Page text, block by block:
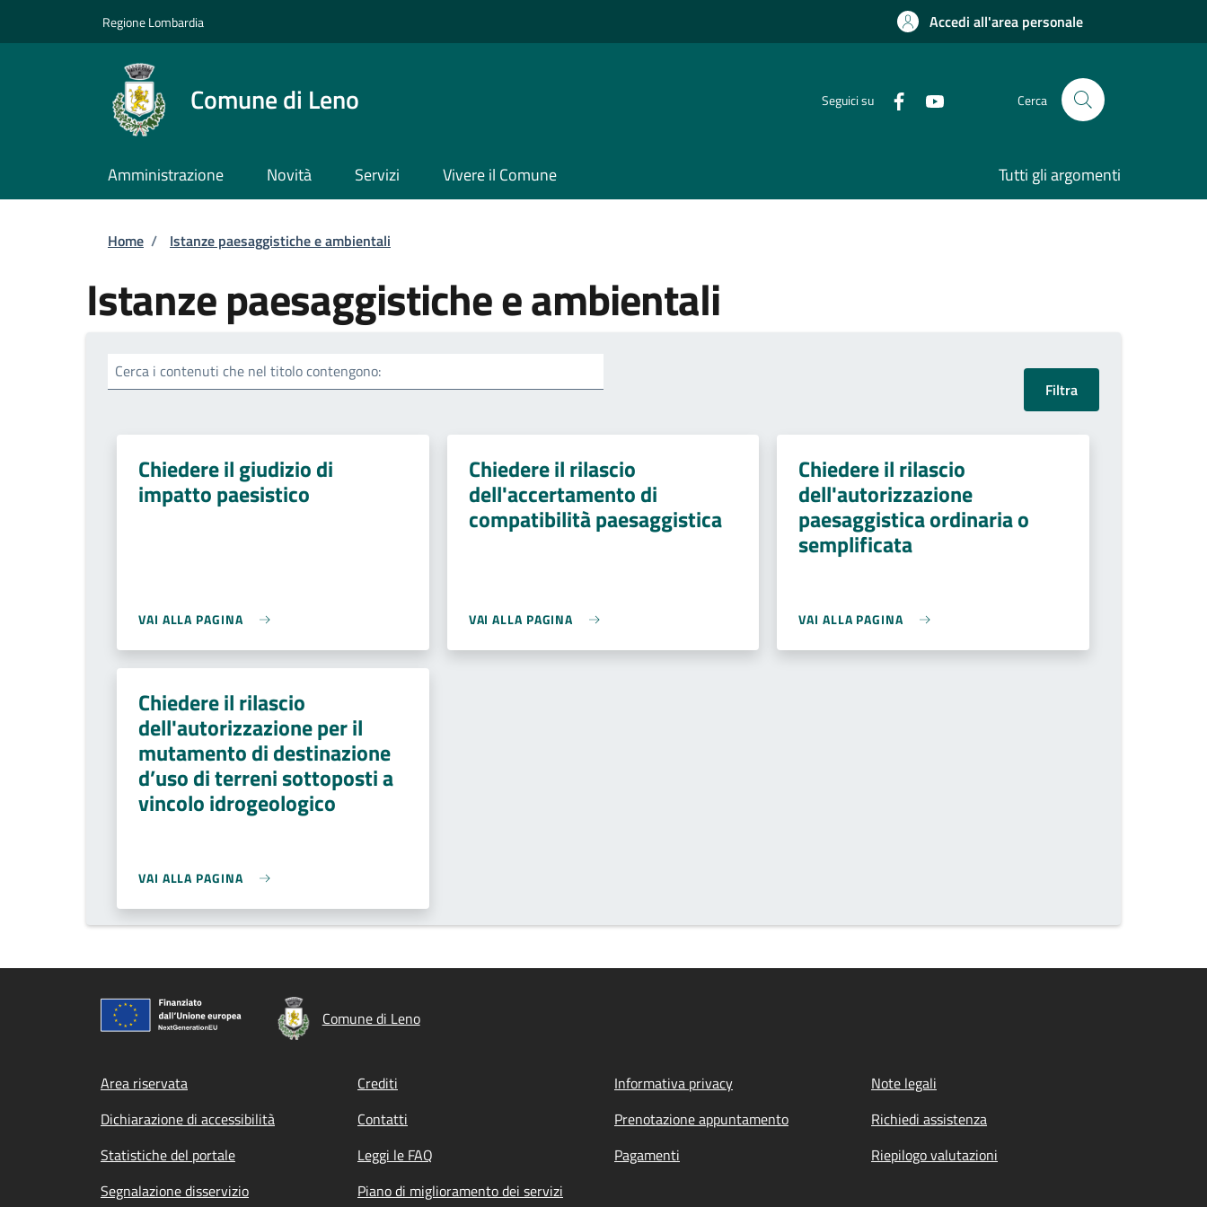
Regione Lombardia Accedi all'area personale
Comune di Leno Seguici su Cerca
Amministrazione Novità Servizi Vivere il Comune Tutti gli argomenti
Briciole di pane
Home / Istanze paesaggistiche e ambientali
Istanze paesaggistiche e ambientali
Cerca i contenuti che nel titolo contengono:
Chiedere il giudizio di
impatto paesistico
VAI ALLA PAGINA
Chiedere il rilascio
dell'accertamento di
compatibilità paesaggistica
VAI ALLA PAGINA
Chiedere il rilascio
dell'autorizzazione
paesaggistica ordinaria o
semplificata
VAI ALLA PAGINA
Chiedere il rilascio
dell'autorizzazione per il
mutamento di destinazione
d’uso di terreni sottoposti a
vincolo idrogeologico
VAI ALLA PAGINA
Comune di Leno
Footer menu
Area riservata Crediti Informativa privacy
Note legali
Dichiarazione di accessibilità
Contatti Prenotazione appuntamento
Richiedi assistenza
Statistiche del portale
Leggi le FAQ Pagamenti
Riepilogo valutazioni
Segnalazione disservizio
Piano di miglioramento dei servizi